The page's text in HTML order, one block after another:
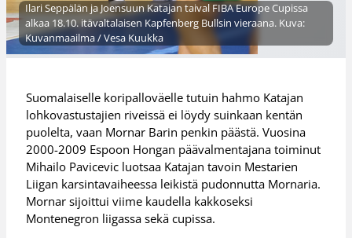
Ilari Seppälän ja Joensuun Katajan taival FIBA Europe Cupissa
alkaa 18.10. itävaltalaisen Kapfenberg Bullsin vieraana. Kuva:
Kuvanmaailma / Vesa Kuukka
Suomalaiselle koripalloväelle tutuin hahmo Katajan
lohkovastustajien riveissä ei löydy suinkaan kentän
puolelta, vaan Mornar Barin penkin päästä. Vuosina
2000-2009 Espoon Hongan päävalmentajana toiminut
Mihailo Pavicevic luotsaa Katajan tavoin Mestarien
Liigan karsintavaiheessa leikistä pudonnutta Mornaria.
Mornar sijoittui viime kaudella kakkoseksi
Montenegron liigassa sekä cupissa.